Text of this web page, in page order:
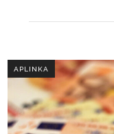
APLINKA